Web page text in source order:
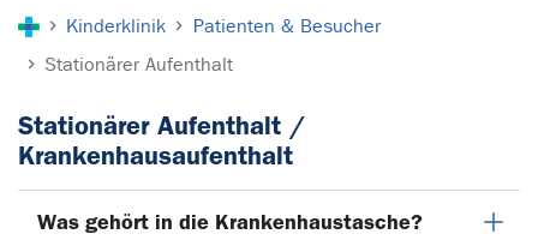
Kinderklinik
Patienten & Besucher
Stationärer Aufenthalt
Stationärer Aufenthalt /
Krankenhausaufenthalt
Was gehört in die Krankenhaustasche?